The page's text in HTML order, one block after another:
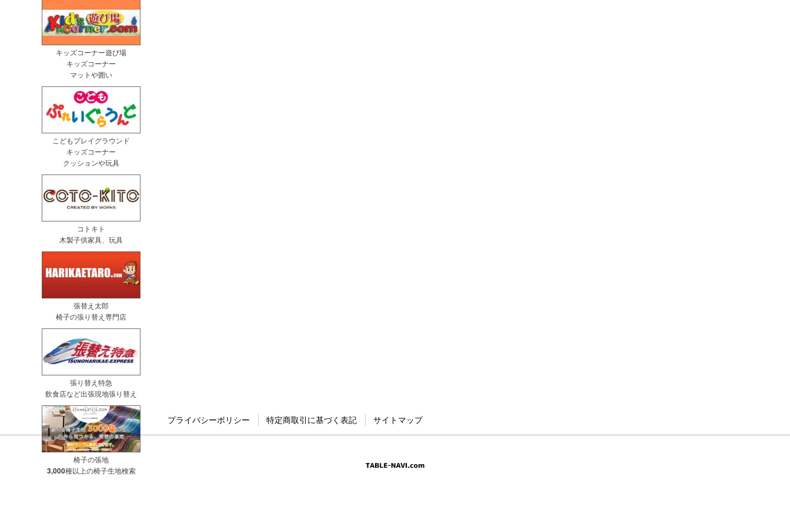
キッズコーナー遊び場
キッズコーナー
マットや囲い
こどもプレイグラウンド
キッズコーナー
クッションや玩具
コトキト
木製子供家具、玩具
張替え太郎
椅子の張り替え専門店
張り替え特急
飲食店など出張現地張り替え
椅子の張地
3,000種以上の椅子生地検索
プライバシーポリシー 特定商取引に基づく表記 サイトマップ